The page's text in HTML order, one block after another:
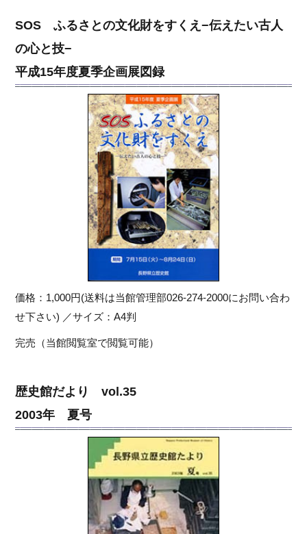
SOS ふるさとの文化財をすくえ−伝えたい古人
の心と技−
平成15年度夏季企画展図録
価格：1,000円(送料は当館管理部026-274-2000にお問い合わ
せ下さい) ／サイズ：A4判
完売（当館閲覧室で閲覧可能）
歴史館だより vol.35
2003年 夏号